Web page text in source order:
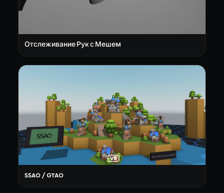
Отслеживание Рук с Мешем
SSAO / GTAO